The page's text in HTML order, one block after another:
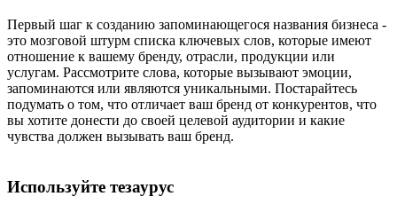
Первый шаг к созданию запоминающегося названия бизнеса -
это мозговой штурм списка ключевых слов, которые имеют
отношение к вашему бренду, отрасли, продукции или
услугам. Рассмотрите слова, которые вызывают эмоции,
запоминаются или являются уникальными. Постарайтесь
подумать о том, что отличает ваш бренд от конкурентов, что
вы хотите донести до своей целевой аудитории и какие
чувства должен вызывать ваш бренд.
Используйте тезаурус